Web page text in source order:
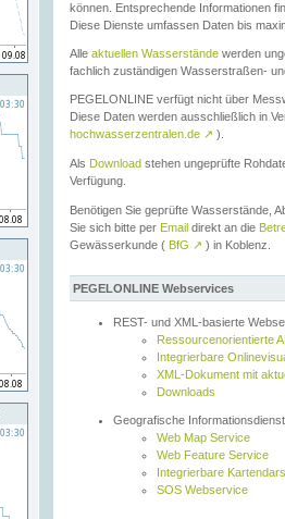
können. Entsprechende Informationen
Diese Dienste umfassen Daten bis
Alle aktuellen Wasserstände werden
fachlich zuständigen Wasserstraßen-
PEGELONLINE verfügt nicht über
Diese Daten werden ausschließlich in
hochwasserzentralen.de ↗ ).
Als Download stehen ungeprüfte
Verfügung.
Benötigen Sie geprüfte Wasserstände,
Sie sich bitte per Email direkt an die
Gewässerkunde ( BfG ↗ ) in Koblenz.
PEGELONLINE Webservices
REST- und XML-basierte
Ressourcenorientierte
Integrierbare
XML-Dokument mit
Downloads
Geografische
Web Map Service
Web Feature Service
Integrierbare
SOS Webservice